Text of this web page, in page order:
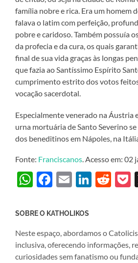
família nobre e rica. Era um homem
falava o latim com perfeição,
pobre e caridoso. Também possuía
da profecia e da cura, os quais
final de sua vida graças às longas
que fazia ao Santíssimo Espírito
cumprimento estrito dos votos
vocação sacerdotal.
Especialmente venerado na Áustria
urna mortuária de Santo Severino
dos beneditinos em Nápoles, na
Fonte: Franciscanos. Acesso em: 02
WhatsApp
Facebook
Email
SOBRE O KATHOLIKOS
Neste espaço, abordamos o
inclusiva, oferecendo informações,
curiosidades sem fanatismo ou